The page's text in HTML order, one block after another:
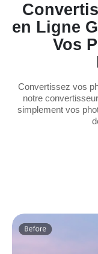
en Ligne
Vos
Convertissez vos
notre
simplement vos